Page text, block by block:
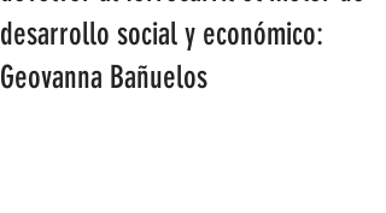
desarrollo social y económico:
Geovanna Bañuelos